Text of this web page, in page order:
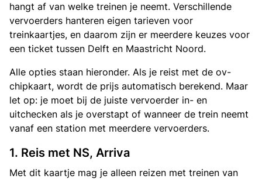
hangt af van welke treinen je neemt. Verschillende
vervoerders hanteren eigen tarieven voor
treinkaartjes, en daarom zijn er meerdere keuzes voor
een ticket tussen Delft en Maastricht Noord.
Alle opties staan hieronder. Als je reist met de ov-
chipkaart, wordt de prijs automatisch berekend. Maar
let op: je moet bij de juiste vervoerder in- en
uitchecken als je overstapt of wanneer de trein neemt
vanaf een station met meerdere vervoerders.
1. Reis met NS, Arriva
Met dit kaartje mag je alleen reizen met treinen van